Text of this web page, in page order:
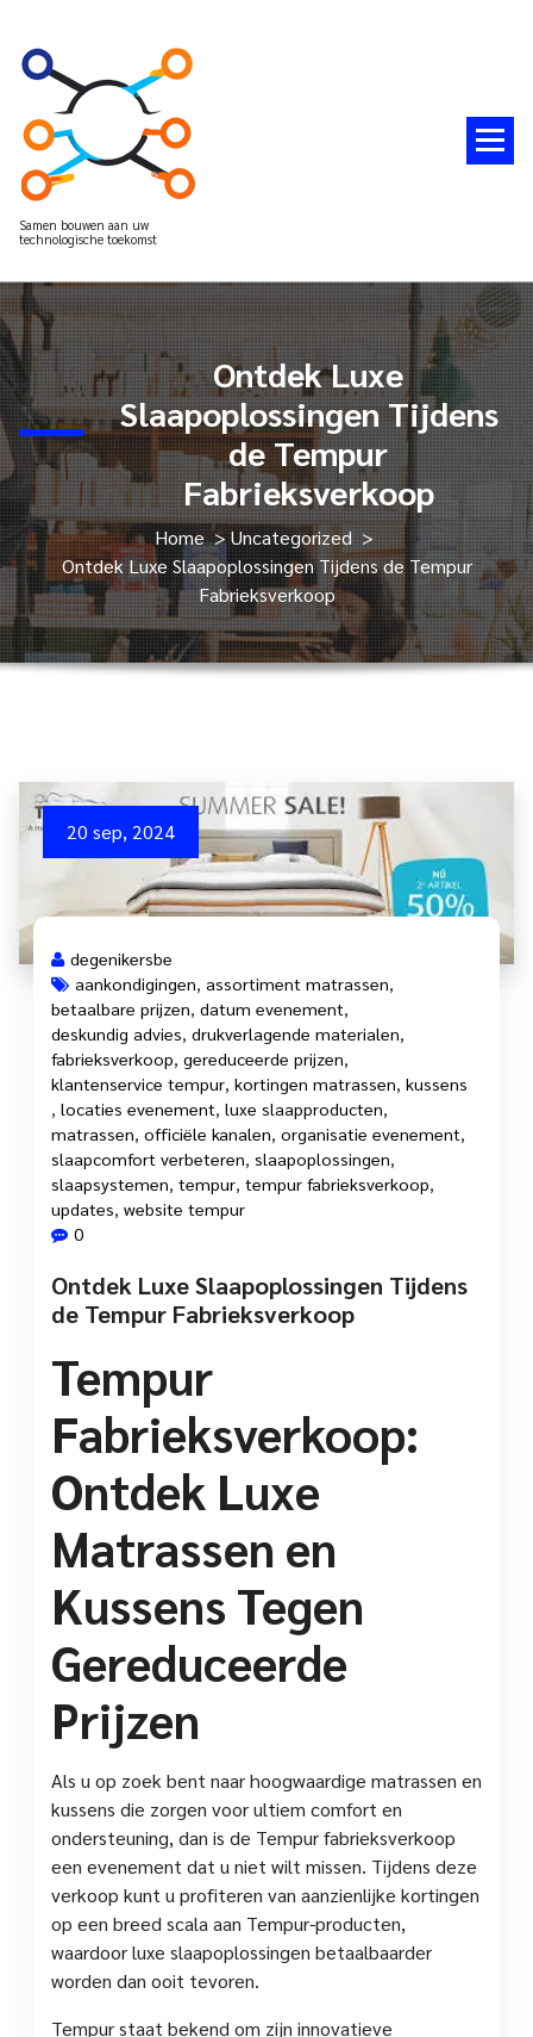
Samen bouwen aan uw
technologische toekomst
Ontdek Luxe
Slaapoplossingen Tijdens
de Tempur
Fabrieksverkoop
Home>Uncategorized>
Ontdek Luxe Slaapoplossingen Tijdens de Tempur
Fabrieksverkoop
20 sep, 2024
degenikersbe
aankondigingen, assortiment matrassen,
betaalbare prijzen, datum evenement,
deskundig advies, drukverlagende materialen,
fabrieksverkoop, gereduceerde prijzen,
klantenservice tempur, kortingen matrassen, kussens
, locaties evenement, luxe slaapproducten,
matrassen, officiële kanalen, organisatie evenement,
slaapcomfort verbeteren, slaapoplossingen,
slaapsystemen, tempur, tempur fabrieksverkoop,
updates, website tempur
0
Ontdek Luxe Slaapoplossingen Tijdens
de Tempur Fabrieksverkoop
Tempur
Fabrieksverkoop:
Ontdek Luxe
Matrassen en
Kussens Tegen
Gereduceerde
Prijzen
Als u op zoek bent naar hoogwaardige matrassen en
kussens die zorgen voor ultiem comfort en
ondersteuning, dan is de Tempur fabrieksverkoop
een evenement dat u niet wilt missen. Tijdens deze
verkoop kunt u profiteren van aanzienlijke kortingen
op een breed scala aan Tempur-producten,
waardoor luxe slaapoplossingen betaalbaarder
worden dan ooit tevoren.
Tempur staat bekend om zijn innovatieve